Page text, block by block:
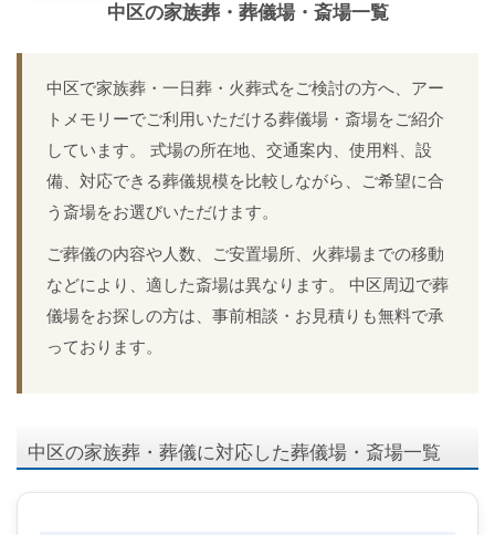
中区の家族葬・葬儀場・斎場一覧
中区で家族葬・一日葬・火葬式をご検討の方へ、アー
トメモリーでご利用いただける葬儀場・斎場をご紹介
しています。 式場の所在地、交通案内、使用料、設
備、対応できる葬儀規模を比較しながら、ご希望に合
う斎場をお選びいただけます。
ご葬儀の内容や人数、ご安置場所、火葬場までの移動
などにより、適した斎場は異なります。 中区周辺で葬
儀場をお探しの方は、事前相談・お見積りも無料で承
っております。
中区の家族葬・葬儀に対応した葬儀場・斎場一覧